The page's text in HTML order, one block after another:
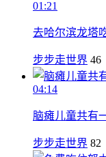
01:21
去哈尔滨龙塔
步步走世界 46
04:14
脑瘫儿童共有
步步走世界 82